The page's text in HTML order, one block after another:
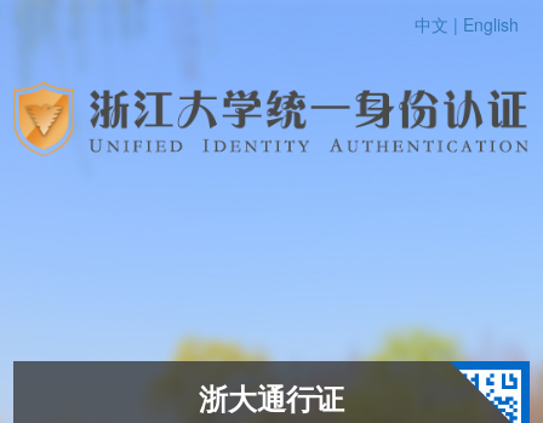
中文 | English
浙大通行证